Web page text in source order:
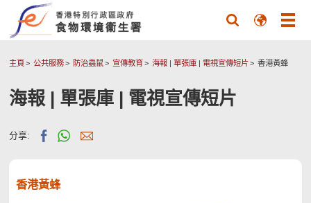
主頁 公共服務 防治蟲鼠 宣傳教育 海報 | 單張庫 | 電視宣傳短片 香港黃蜂
海報 | 單張庫 | 電視宣傳短片
分享:
香港黃蜂